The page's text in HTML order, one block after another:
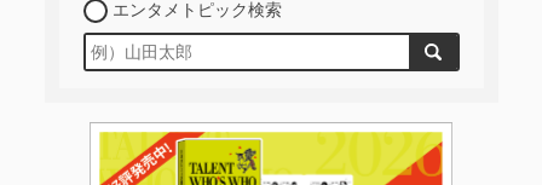
エンタメトピック検索